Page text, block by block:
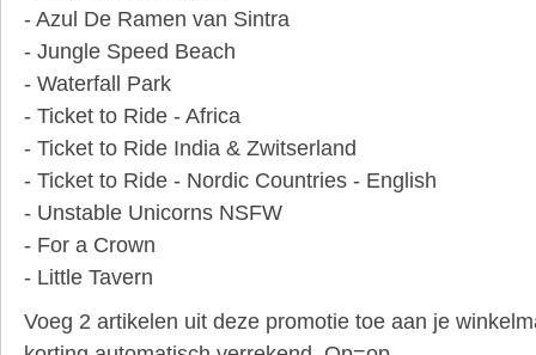
- Azul De Ramen van Sintra
- Jungle Speed Beach
- Waterfall Park
- Ticket to Ride - Africa
- Ticket to Ride India & Zwitserland
- Ticket to Ride - Nordic Countries - English
- Unstable Unicorns NSFW
- For a Crown
- Little Tavern
Voeg 2 artikelen uit deze promotie toe aan je